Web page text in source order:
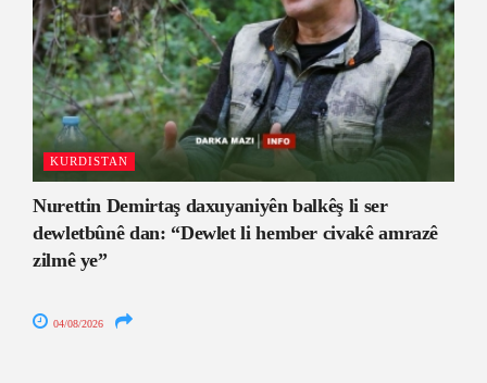
KURDISTAN
Nurettin Demirtaş daxuyaniyên balkêş li ser
dewletbûnê dan: “Dewlet li hember civakê amrazê
zilmê ye”
04/08/2026